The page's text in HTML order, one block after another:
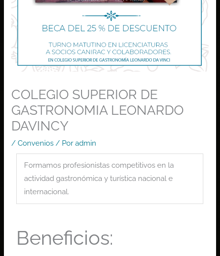
COLEGIO SUPERIOR DE
GASTRONOMIA LEONARDO
DAVINCY
/Convenios / Poradmin
Formamos profesionistas competitivos en la
actividad gastronómica y turística nacional e
internacional.
Beneficios: